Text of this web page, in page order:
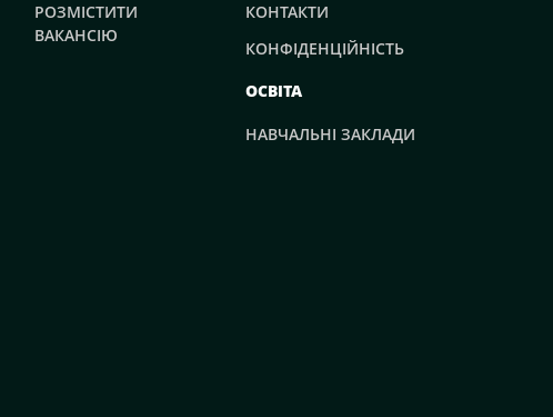
РОЗМІСТИТИ
ВАКАНСІЮ
КОНТАКТИ
КОНФІДЕНЦІЙНІСТЬ
ОСВІТА
НАВЧАЛЬНІ ЗАКЛАДИ